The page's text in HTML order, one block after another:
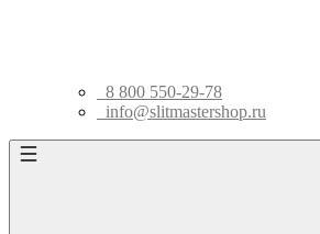
8 800 550-29-78
info@slitmastershop.ru